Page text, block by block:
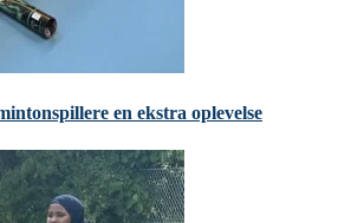
en ekstra oplevelse